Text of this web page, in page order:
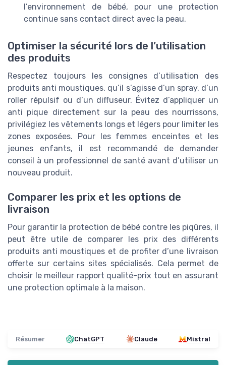
l’environnement de bébé, pour une protection
continue sans contact direct avec la peau.
Optimiser la sécurité lors de l’utilisation
des produits
Respectez toujours les consignes d’utilisation des
produits anti moustiques, qu’il s’agisse d’un spray, d’un
roller répulsif ou d’un diffuseur. Évitez d’appliquer un
anti pique directement sur la peau des nourrissons,
privilégiez les vêtements longs et légers pour limiter les
zones exposées. Pour les femmes enceintes et les
jeunes enfants, il est recommandé de demander
conseil à un professionnel de santé avant d’utiliser un
nouveau produit.
Comparer les prix et les options de
livraison
Pour garantir la protection de bébé contre les piqûres, il
peut être utile de comparer les prix des différents
produits anti moustiques et de profiter d’une livraison
offerte sur certains sites spécialisés. Cela permet de
choisir le meilleur rapport qualité-prix tout en assurant
une protection optimale à la maison.
Résumer ChatGPT Claude Mistral